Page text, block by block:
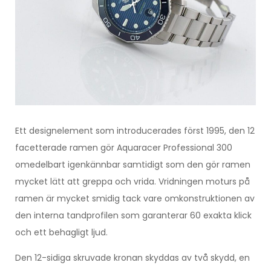
Ett designelement som introducerades först 1995, den 12
facetterade ramen gör Aquaracer Professional 300
omedelbart igenkännbar samtidigt som den gör ramen
mycket lätt att greppa och vrida. Vridningen moturs på
ramen är mycket smidig tack vare omkonstruktionen av
den interna tandprofilen som garanterar 60 exakta klick
och ett behagligt ljud.
Den 12-sidiga skruvade kronan skyddas av två skydd, en